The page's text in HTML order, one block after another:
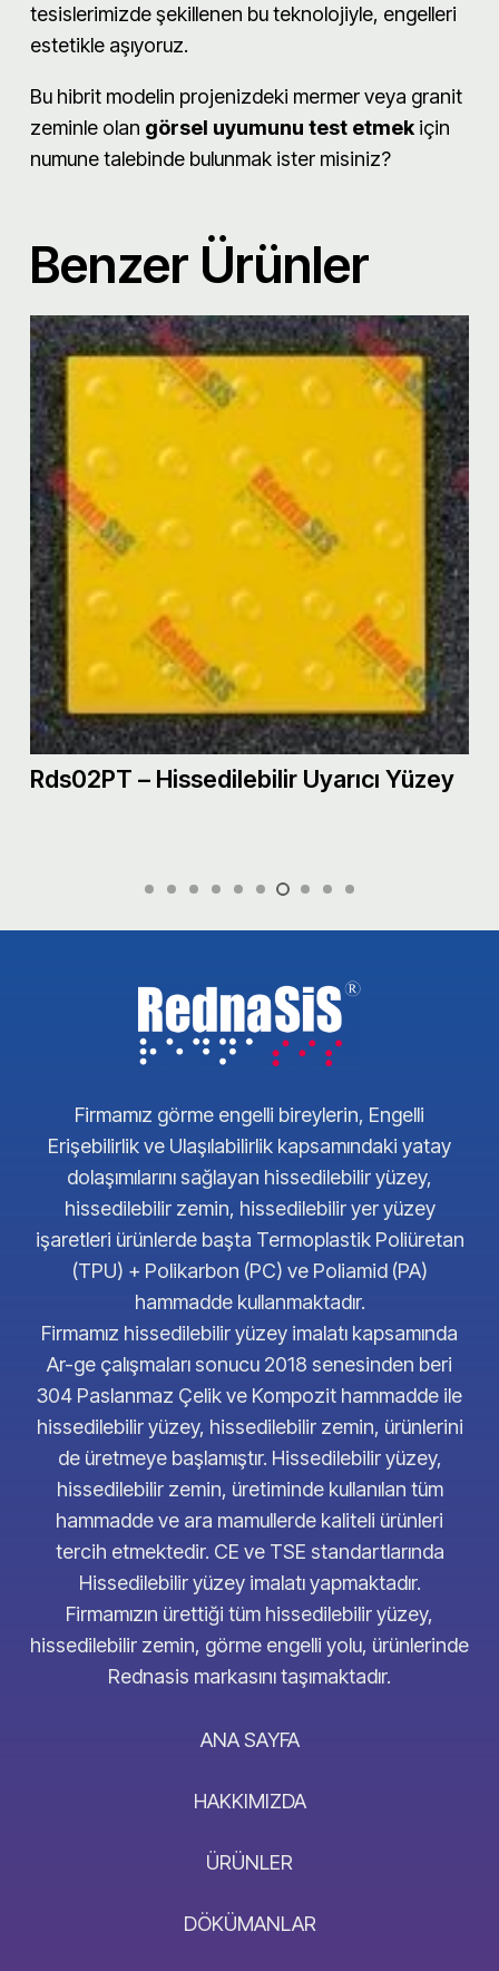
tesislerimizde şekillenen bu teknolojiyle, engelleri
estetikle aşıyoruz.
Bu hibrit modelin projenizdeki mermer veya granit
zeminle olan görsel uyumunu test etmek için
numune talebinde bulunmak ister misiniz?
Benzer Ürünler
Rds02PT – Hissedilebilir Uyarıcı Yüzey
Firmamız görme engelli bireylerin, Engelli
Erişebilirlik ve Ulaşılabilirlik kapsamındaki yatay
dolaşımılarını sağlayan hissedilebilir yüzey,
hissedilebilir zemin, hissedilebilir yer yüzey
işaretleri ürünlerde başta Termoplastik Poliüretan
(TPU) + Polikarbon (PC) ve Poliamid (PA)
hammadde kullanmaktadır.
Firmamız hissedilebilir yüzey imalatı kapsamında
Ar-ge çalışmaları sonucu 2018 senesinden beri
304 Paslanmaz Çelik ve Kompozit hammadde ile
hissedilebilir yüzey, hissedilebilir zemin, ürünlerini
de üretmeye başlamıştır. Hissedilebilir yüzey,
hissedilebilir zemin, üretiminde kullanılan tüm
hammadde ve ara mamullerde kaliteli ürünleri
tercih etmektedir. CE ve TSE standartlarında
Hissedilebilir yüzey imalatı yapmaktadır.
Firmamızın ürettiği tüm hissedilebilir yüzey,
hissedilebilir zemin, görme engelli yolu, ürünlerinde
Rednasis markasını taşımaktadır.
ANA SAYFA
HAKKIMIZDA
ÜRÜNLER
DÖKÜMANLAR